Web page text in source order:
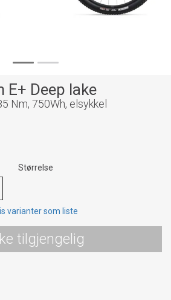
E+ Deep lake
Nm, 750Wh, elsykkel
Størrelse
varianter som liste
tilgjengelig